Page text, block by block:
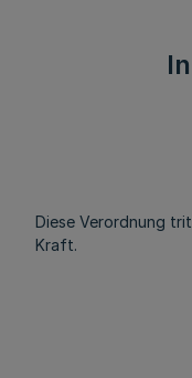
Diese Verordnung
Kraft.